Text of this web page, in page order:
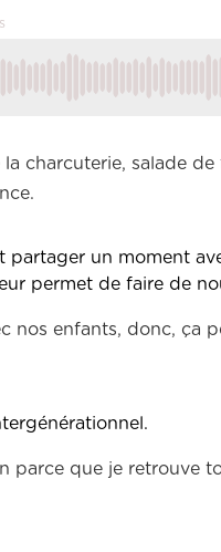
charcuterie, salade
un moment
permet de faire de
nos enfants, donc, ça
parce que je retrouve